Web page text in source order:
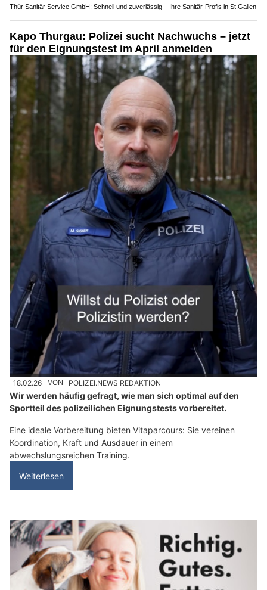
Thür Sanitär Service GmbH: Schnell und zuverlässig – Ihre Sanitär-Profis in St.Gallen
Kapo Thurgau: Polizei sucht Nachwuchs – jetzt
für den Eignungstest im April anmelden
18.02.26 VON POLIZEI.NEWS REDAKTION
Wir werden häufig gefragt, wie man sich optimal auf den
Sportteil des polizeilichen Eignungstests vorbereitet.
Eine ideale Vorbereitung bieten Vitaparcours: Sie vereinen
Koordination, Kraft und Ausdauer in einem
abwechslungsreichen Training.
Weiterlesen